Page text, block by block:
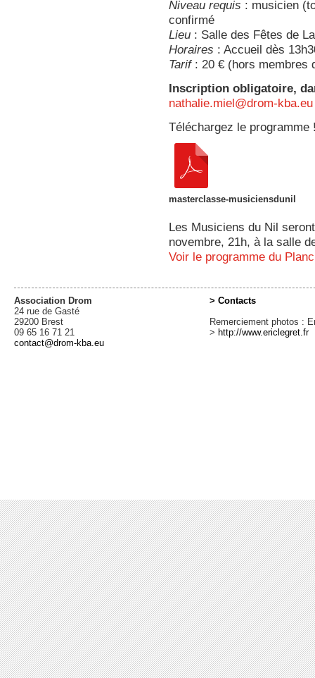
Niveau requis : musicien
confirmé
Lieu : Salle des Fêtes de
Horaires : Accueil dès
Tarif: 20 € (hors membres
Inscription obligatoire,
nathalie.miel@drom-kba.eu
Téléchargez le programme
masterclasse-musiciensdunil
Les Musiciens du Nil
novembre, 21h, à la salle
Voir le programme du
Association Drom
24 rue de Gasté
29200 Brest
09 65 16 71 21
contact@drom-kba.eu
> Contacts
Remerciement photos :
> http://www.ericlegret.fr